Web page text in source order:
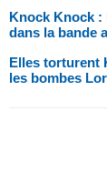
Knock Knock :
dans la bande
Elles torturent
les bombes